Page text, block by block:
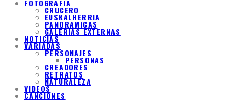
FOTOGRAFIA
CRUCERO
EUSKALHERRIA
PANORAMICAS
GALERIAS EXTERNAS
NOTICIAS
VARIADAS
PERSONAJES
PERSONAS
CREADORES
RETRATOS
NATURALEZA
VIDEOS
CANCIONES